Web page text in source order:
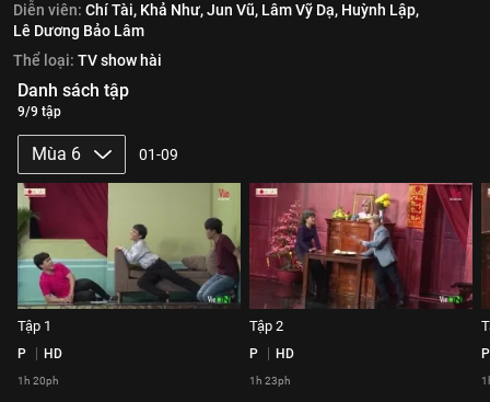
Diễn viên: Chí Tài, Khả Như,Jun Vũ, Lâm Vỹ Dạ, Huỳnh Lập,
Lê Dương Bảo Lâm
Thể loại: TV show hài
Danh sách tập
9/9 tập
Mùa 6 01-09
Tập 1
P HD
1h 20ph
Tập 2
P HD
1h 23ph
P